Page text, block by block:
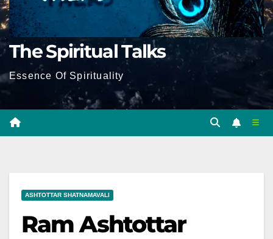
The Spiritual Talks
Essence Of Spirituality
ASHTOTTAR SHATNAMAVALI
Ram Ashtottar